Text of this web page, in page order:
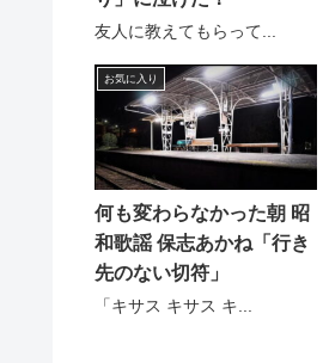
友人に教えてもらって...
お気に入り
何も変わらなかった朝 昭
和歌謡 保志あかね「行き
先のない切符」
「キサス キサス キ...